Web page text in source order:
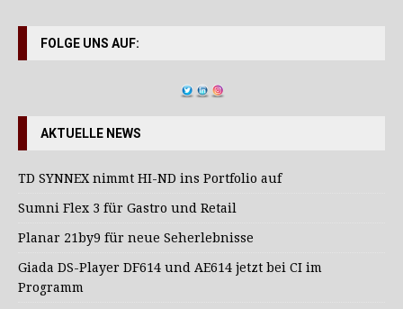
FOLGE UNS AUF:
AKTUELLE NEWS
TD SYNNEX nimmt HI-ND ins Portfolio auf
Sumni Flex 3 für Gastro und Retail
Planar 21by9 für neue Seherlebnisse
Giada DS-Player DF614 und AE614 jetzt bei CI im
Programm